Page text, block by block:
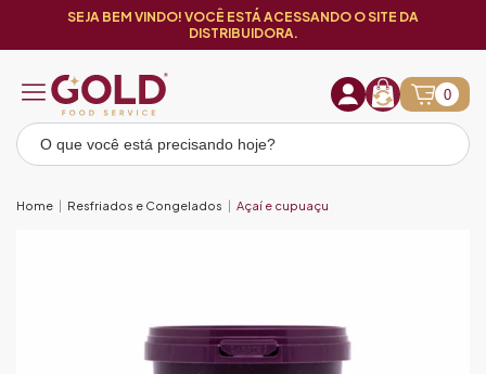
SEJA BEM VINDO! VOCÊ ESTÁ ACESSANDO O SITE DA
DISTRIBUIDORA.
0
Home Resfriados e Congelados Açaí e cupuaçu